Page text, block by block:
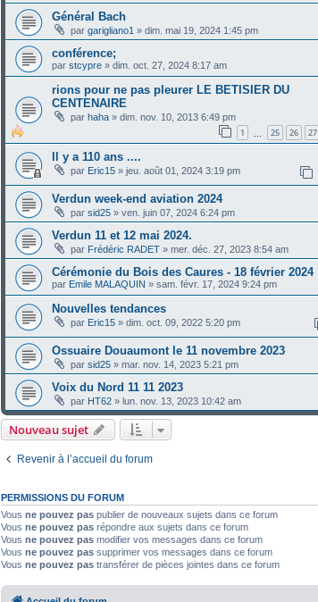
Général Bach
par garigliano1 » dim. mai 19, 2024 1:45 pm
conférence;
par stcypre » dim. oct. 27, 2024 8:17 am
rions pour ne pas pleurer LE BETISIER DU
CENTENAIRE
par haha » dim. nov. 10, 2013 6:49 pm
1 25 26 27
Il y a 110 ans ....
par Eric15 » jeu. août 01, 2024 3:19 pm
Verdun week-end aviation 2024
par sid25 » ven. juin 07, 2024 6:24 pm
Verdun 11 et 12 mai 2024.
par Frédéric RADET » mer. déc. 27, 2023 8:54 am
Cérémonie du Bois des Caures - 18 février 2024
par Emile MALAQUIN » sam. févr. 17, 2024 9:24 pm
Nouvelles tendances
par Eric15 » dim. oct. 09, 2022 5:20 pm
Ossuaire Douaumont le 11 novembre 2023
par sid25 » mar. nov. 14, 2023 5:21 pm
Voix du Nord 11 11 2023
par HT62 » lun. nov. 13, 2023 10:42 am
Nouveau sujet
Revenir à l’accueil du forum
PERMISSIONS DU FORUM
Vous ne pouvez pas publier de nouveaux sujets dans ce forum
Vous ne pouvez pas répondre aux sujets dans ce forum
Vous ne pouvez pas modifier vos messages dans ce forum
Vous ne pouvez pas supprimer vos messages dans ce forum
Vous ne pouvez pas transférer de pièces jointes dans ce forum